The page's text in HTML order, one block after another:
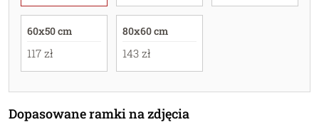
60x50 cm
117 zł
80x60 cm
143 zł
Dopasowane ramki na zdjęcia